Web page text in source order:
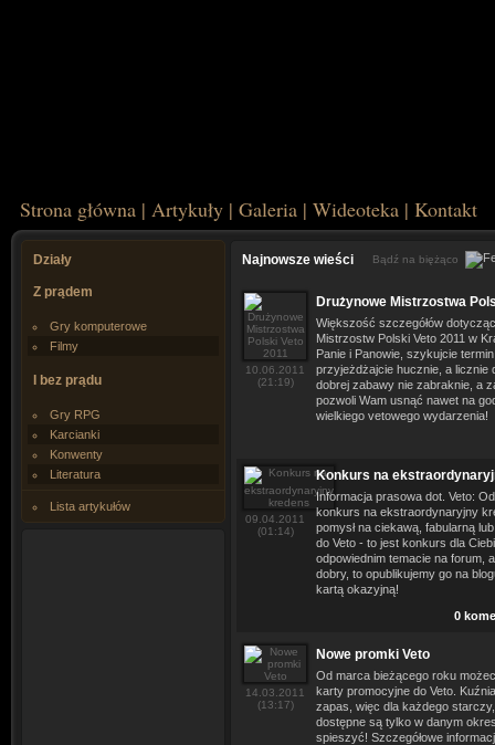
Strona główna | Artykuły | Galeria | Wideoteka | Kontakt
Działy
Z prądem
Gry komputerowe
Filmy
I bez prądu
Gry RPG
Karcianki
Konwenty
Literatura
Lista artykułów
Najnowsze wieści Bądź na biężąco
10.06.2011
(21:19)
Drużynowe Mistrzostwa
Większość szczegółów
Mistrzostw Polski Veto 2011 w
Panie i Panowie, szykujcie
przyjeżdżajcie hucznie, a licznie
dobrej zabawy nie zabraknie, a
pozwoli Wam usnąć nawet na
wielkiego vetowego wydarzenia!
09.04.2011
(01:14)
Konkurs na
Informacja prasowa dot. Veto:
konkurs na ekstraordynaryjny
pomysł na ciekawą, fabularną
do Veto - to jest konkurs dla
odpowiednim temacie na forum,
dobry, to opublikujemy go na
kartą okazyjną!
0
14.03.2011
(13:17)
Nowe promki Veto
Od marca bieżącego roku
karty promocyjne do Veto.
zapas, więc dla każdego
dostępne są tylko w danym
spieszyć! Szczegółowe